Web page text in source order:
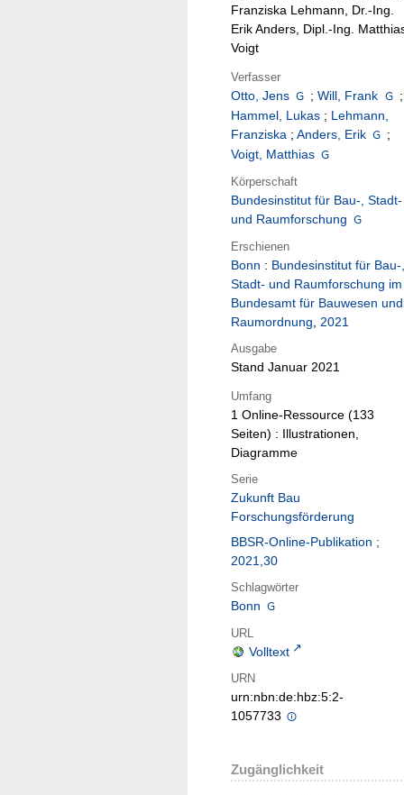
Franziska Lehmann, Dr.-Ing.
Erik Anders, Dipl.-Ing.
Voigt
Verfasser
Otto, Jens ; Will, Frank
;
Hammel, Lukas ; Lehmann,
Franziska ; Anders, Erik
;
Voigt, Matthias
Körperschaft
Bundesinstitut für Bau-, Stadt-
und Raumforschung
Erschienen
Bonn : Bundesinstitut für Bau-,
Stadt- und Raumforschung im
Bundesamt für Bauwesen und
Raumordnung, 2021
Ausgabe
Stand Januar 2021
Umfang
1 Online-Ressource (133
Seiten) : Illustrationen,
Diagramme
Serie
Zukunft Bau
Forschungsförderung
BBSR-Online-Publikation ;
2021,30
Schlagwörter
Bonn
URL
Volltext
URN
urn:nbn:de:hbz:5:2-
1057733
Zugänglichkeit